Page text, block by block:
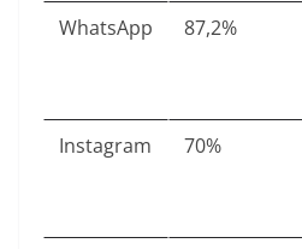
WhatsApp
87,2% ​
Instagram
70% ​